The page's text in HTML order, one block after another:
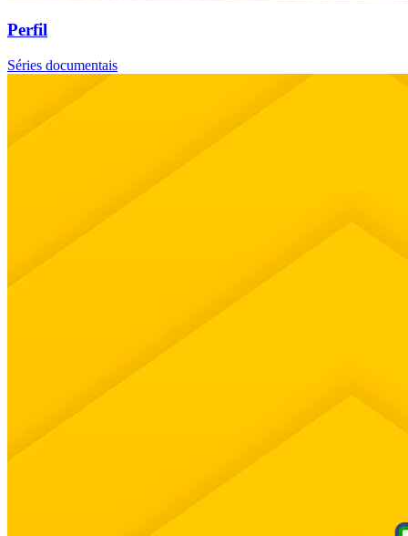
Perfil
Séries documentais